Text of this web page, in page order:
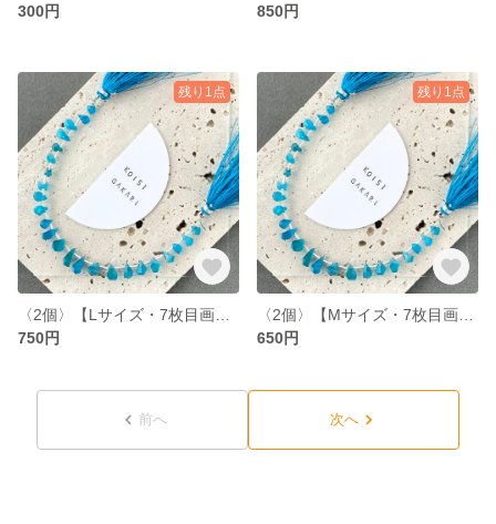
300円
850円
残り1点
750円
残り1点
650円
前へ 次へ